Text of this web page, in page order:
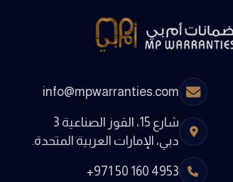
info@mpwarranties.com
شارع 15، القوز الصناعية 3
دبي، الإمارات العربية المتحدة.
+971 50 160 4953